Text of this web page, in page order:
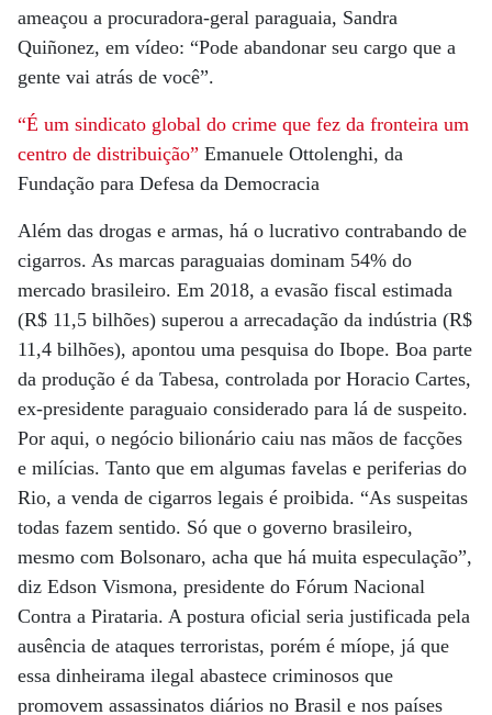
ameaçou a procuradora-geral paraguaia, Sandra
Quiñonez, em vídeo: “Pode abandonar seu cargo que a
gente vai atrás de você”.
“É um sindicato global do crime que fez da fronteira um
centro de distribuição” Emanuele Ottolenghi, da
Fundação para Defesa da Democracia
Além das drogas e armas, há o lucrativo contrabando de
cigarros. As marcas paraguaias dominam 54% do
mercado brasileiro. Em 2018, a evasão fiscal estimada
(R$ 11,5 bilhões) superou a arrecadação da indústria (R$
11,4 bilhões), apontou uma pesquisa do Ibope. Boa parte
da produção é da Tabesa, controlada por Horacio Cartes,
ex-presidente paraguaio considerado para lá de suspeito.
Por aqui, o negócio bilionário caiu nas mãos de facções
e milícias. Tanto que em algumas favelas e periferias do
Rio, a venda de cigarros legais é proibida. “As suspeitas
todas fazem sentido. Só que o governo brasileiro,
mesmo com Bolsonaro, acha que há muita especulação”,
diz Edson Vismona, presidente do Fórum Nacional
Contra a Pirataria. A postura oficial seria justificada pela
ausência de ataques terroristas, porém é míope, já que
essa dinheirama ilegal abastece criminosos que
promovem assassinatos diários no Brasil e nos países